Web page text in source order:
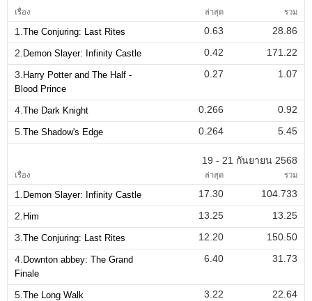
เรื่อง ล่าสุด รวม
1. The Conjuring: Last Rites 0.63
28.86
2. Demon Slayer: Infinity Castle 0.42
171.22
3. Harry Potter and The Half -
Blood Prince
0.27 1.07
4. The Dark Knight 0.266
0.92
5. The Shadow's Edge 0.264 5.45
19 - 21 กันยายน 2568
เรื่อง ล่าสุด รวม
1. Demon Slayer: Infinity Castle 17.30
104.733
2. Him 13.25
13.25
3. The Conjuring: Last Rites 12.20
150.50
4. Downton abbey: The Grand
Finale
6.40 31.73
5. The Long Walk 3.22 22.64